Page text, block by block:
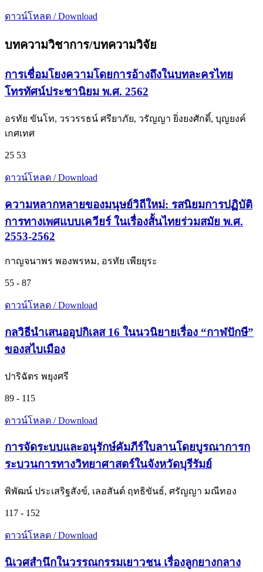
ดาวน์โหลด / Download
บทความวิชาการ/บทความวิจัย
การเชื่อมโยงความโดยการอ้างถึงในบทละครไทย
โทรทัศน์ประชานิยม พ.ศ. 2562
อรทัย ขันโท, วรวรรธน์ ศรียาภัย, วรัญญา ยิ่งยงศักดิ์, บุญยงค์
เกศเทศ
25 53
ดาวน์โหลด / Download
ความหลากหลายของมนุษย์วิถีใหม่: รสนิยมการปฏิบัติ
การทางเพศแบบเควียร์ ในเรื่องสั้นไทยร่วมสมัย พ.ศ.
2553-2562
กาญจนาพร พองพรหม, อรทัย เพียยุระ
55 - 87
ดาวน์โหลด / Download
กลวิธีนำเสนออุปกิเลส 16 ในนวนิยายเรื่อง “กาฬปักษี”
ของสไบเมือง
ปาริฉัตร พยุงศรี
89 - 115
ดาวน์โหลด / Download
การจัดระบบและอนุรักษ์คัมภีร์ใบลานโดยบูรณาการก
ระบวนการทางวิทยาศาสตร์ในจังหวัดบุรีรัมย์
พิพัฒน์ ประเสริฐสังข์, เลอสันต์ ฤทธิขันธ์, ศรัญญา มณีทอง
117 - 152
ดาวน์โหลด / Download
นิเวศสำนึกในวรรณกรรมเยาวชน เรื่องลูกยางกลาง